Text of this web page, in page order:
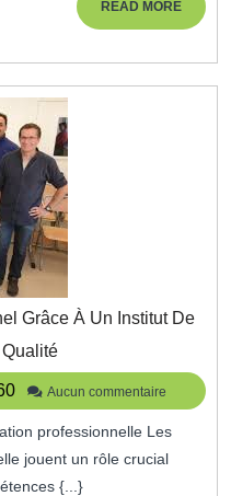
READ MOREREAD
MORE
Grâce À Un Institut De
Professionnel
Grâce
Un
Institut
training360
Aucun commentaire
jouent un rôle crucial
{...}